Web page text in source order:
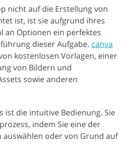
nicht auf die Erstellung von
ist, ist sie aufgrund ihres
an Optionen ein perfektes
dieser Aufgabe. canva
kostenlosen Vorlagen, einer
von Bildern und
sowie anderen
ist die intuitive Bedienung. Sie
indem Sie eine der
oder von Grund auf